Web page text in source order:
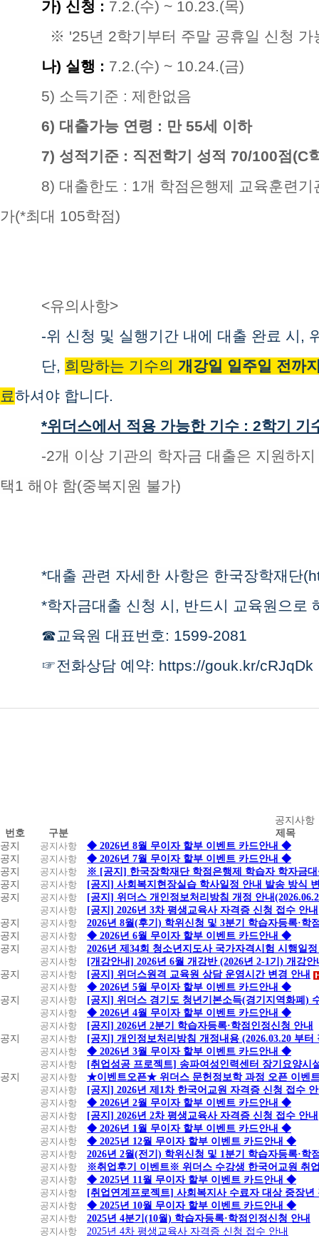
가) 신청 : 7.2.(수) ~ 10.23.(목)
※ '25년 2학기부터 주말 공휴일 신청 가
나) 실행 : 7.2.(수) ~ 10.24.(금)
5) 소득기준 : 제한없음
6) 대출가능 연령 : 만 55세 이하
7) 성적기준 : 직전학기 성적 70/100점 (C
8) 대출한도 : 1개 학점은행제 교육훈련
가(*최대 105학점)
<유의사항>
-위 신청 및 실행기간 내에 대출 완료 시,
단, 희망하는 기수의 개강일 일주일 전까
료하셔야 합니다.
*위더스에서 적용 가능한 기수 : 2학기 기
-2개 이상 기관의 학자금 대출은 지원하
택1 해야 함(중복지원 불가)
*대출 관련 자세한 사항은 한국장학재단(
*학자금대출 신청 시, 반드시 교육원으로
☎교육원 대표번호: 1599-2081
☞전화상담 예약: https://gouk.kr/cRJqDk
지
사
항
공지사항
번호
구분
제목
공지
공지사항
◆ 2026년 8월 무이자 할부 이벤트 카드안내 ◆
공지
공지사항
◆ 2026년 7월 무이자 할부 이벤트 카드안내 ◆
공지
공지사항
※ [공지] 한국장학재단 학점은행제 학습자 학자금
공지
공지사항
[공지] 사회복지현장실습 학사일정 안내 발송 방식
공지
공지사항
[공지] 위더스 개인정보처리방침 개정 안내
공지사항
[공지] 2026년 3차 평생교육사 자격증 신청 접수 안내
공지
공지사항
2026년 8월(후기) 학위신청 및 3분기 학습자등록·학
공지
공지사항
◆ 2026년 6월 무이자 할부 이벤트 카드안내 ◆
공지
공지사항
2026년 제34회 청소년지도사 국가자격시험 시행일
공지사항
[개강안내] 2026년 6월 개강반 (2026년 2-1기) 개강안
공지
공지사항
[공지] 위더스원격 교육원 상담 운영시간 변경 안내
공지사항
◆ 2026년 5월 무이자 할부 이벤트 카드안내 ◆
공지
공지사항
[공지] 위더스 경기도 청년기본소득(경기지역화폐)
공지사항
◆ 2026년 4월 무이자 할부 이벤트 카드안내 ◆
공지사항
[공지] 2026년 2분기 학습자등록·학점인정신청 안내
공지
공지사항
[공지] 개인정보처리방침 개정내용 (2026.03.20 부터
공지사항
◆ 2026년 3월 무이자 할부 이벤트 카드안내 ◆
공지사항
[취업성공 프로젝트] 송파여성인력센터 장기요양시
공지
공지사항
★이벤트오픈★ 위더스 문헌정보학 과정 오픈 이벤
공지사항
[공지] 2026년 제1차 한국어교원 자격증 신청 접수
공지사항
◆ 2026년 2월 무이자 할부 이벤트 카드안내 ◆
공지사항
[공지] 2026년 2차 평생교육사 자격증 신청 접수 안내
공지사항
◆ 2026년 1월 무이자 할부 이벤트 카드안내 ◆
공지사항
◆ 2025년 12월 무이자 할부 이벤트 카드안내 ◆
공지사항
2026년 2월(전기) 학위신청 및 1분기 학습자등록·학
공지사항
※취업후기 이벤트※ 위더스 수강생 한국어교원 취
공지사항
◆ 2025년 11월 무이자 할부 이벤트 카드안내 ◆
공지사항
[취업연계프로젝트] 사회복지사 수료자 대상 중장
공지사항
◆ 2025년 10월 무이자 할부 이벤트 카드안내 ◆
공지사항
2025년 4분기(10월) 학습자등록·학점인정신청 안내
공지사항
2025년 4차 평생교육사 자격증 신청 접수 안내